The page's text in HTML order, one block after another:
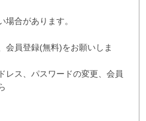
合があります。
会員登録(無料)をお願いしま
ス、パスワードの変更、会員